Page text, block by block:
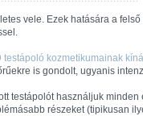
vele. Ezek hatására a
testápoló kozmetikumainak
is gondolt, ugyanis
testápolót használjuk
részeket (tipikusan